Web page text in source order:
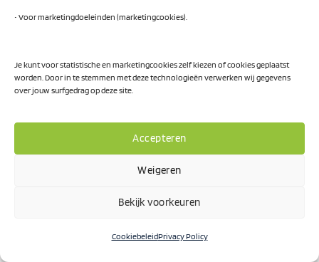
• Voor marketingdoeleinden (marketingcookies).
Je kunt voor statistische en marketingcookies zelf kiezen of cookies geplaatst
worden. Door in te stemmen met deze technologieën verwerken wij gegevens
over jouw surfgedrag op deze site.
Accepteren
Weigeren
Bekijk voorkeuren
CookiebeleidPrivacy Policy
Vier Student Consultants van de faculteit Economie en
paar stappen verder te komen bij de toepassing van AI in